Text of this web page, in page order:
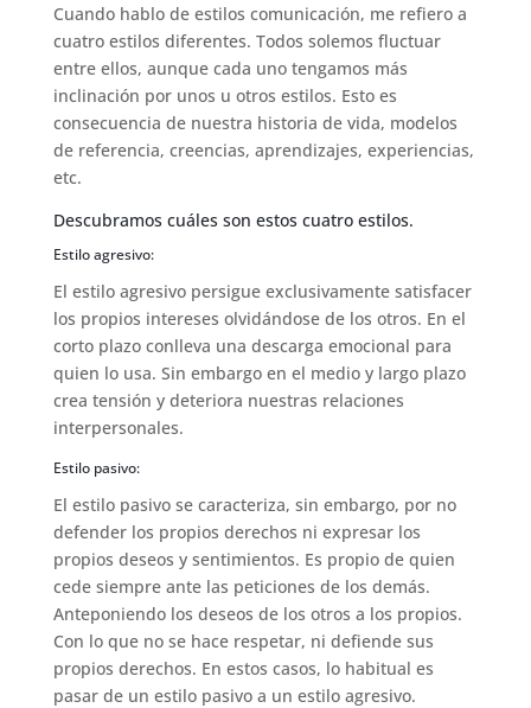
Cuando hablo de estilos comunicación, me refiero a
cuatro estilos diferentes. Todos solemos fluctuar
entre ellos, aunque cada uno tengamos más
inclinación por unos u otros estilos. Esto es
consecuencia de nuestra historia de vida, modelos
de referencia, creencias, aprendizajes, experiencias,
etc.
Descubramos cuáles son estos cuatro estilos.
Estilo agresivo:
El estilo agresivo persigue exclusivamente satisfacer
los propios intereses olvidándose de los otros. En el
corto plazo conlleva una descarga emocional para
quien lo usa. Sin embargo en el medio y largo plazo
crea tensión y deteriora nuestras relaciones
interpersonales.
Estilo pasivo:
El estilo pasivo se caracteriza, sin embargo, por no
defender los propios derechos ni expresar los
propios deseos y sentimientos. Es propio de quien
cede siempre ante las peticiones de los demás.
Anteponiendo los deseos de los otros a los propios.
Con lo que no se hace respetar, ni defiende sus
propios derechos. En estos casos, lo habitual es
pasar de un estilo pasivo a un estilo agresivo.